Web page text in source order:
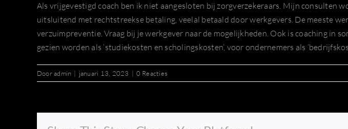
Als vrijgevestigd coach ben ik niet aangesloten bij zorgverzekeraars. Mijn consulten
uitsluitend met rechtstreekse betaling, veelal betaald door werkgevers. De meeste
verzuimpreventie. Vraag bij je werkgever naar de mogelijkheden. Ook is coaching in
gezien worden als ‘studiekosten en scholingskosten’, voor ondernemers als
Dooradmin | januari 13, 2023 | 0 Reacties